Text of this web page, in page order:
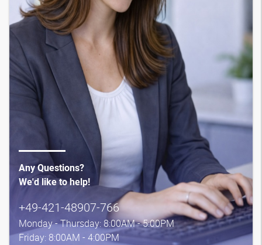
Any Questions?
We'd like to help!
+49-421-48907-766
Monday - Thursday: 8:00AM - 5:00PM
Friday: 8:00AM - 4:00PM